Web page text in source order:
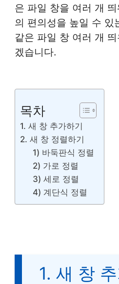
은 파일 창을 여러 개
의 편의성을 높일 수 있
같은 파일 창 여러 개
겠습니다.
목차
1. 새 창 추가하기
2. 새 창 정렬하기
1) 바둑판식 정렬
2) 가로 정렬
3) 세로 정렬
4) 계단식 정렬
1. 새 창